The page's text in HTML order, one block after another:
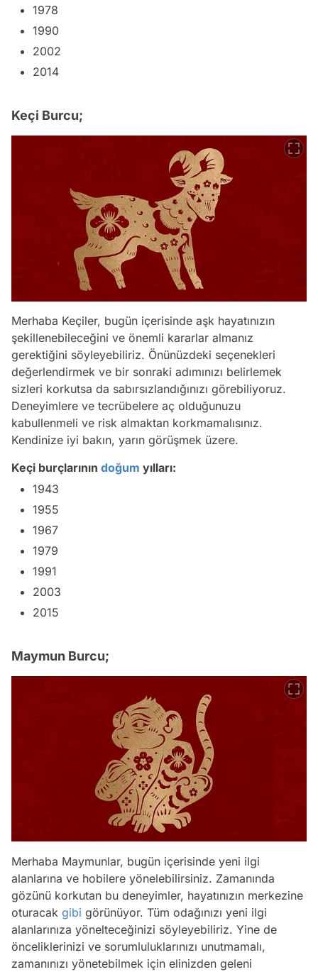
1978
1990
2002
2014
Keçi Burcu;
Merhaba Keçiler, bugün içerisinde aşk hayatınızın
şekillenebileceğini ve önemli kararlar almanız
gerektiğini söyleyebiliriz. Önünüzdeki seçenekleri
değerlendirmek ve bir sonraki adımınızı belirlemek
sizleri korkutsa da sabırsızlandığınızı görebiliyoruz.
Deneyimlere ve tecrübelere aç olduğunuzu
kabullenmeli ve risk almaktan korkmamalısınız.
Kendinize iyi bakın, yarın görüşmek üzere.
Keçi burçlarının doğum yılları:
1943
1955
1967
1979
1991
2003
2015
Maymun Burcu;
Merhaba Maymunlar, bugün içerisinde yeni ilgi
alanlarına ve hobilere yönelebilirsiniz. Zamanında
gözünü korkutan bu deneyimler, hayatınızın merkezine
oturacak gibi görünüyor. Tüm odağınızı yeni ilgi
alanlarınıza yönelteceğinizi söyleyebiliriz. Yine de
önceliklerinizi ve sorumluluklarınızı unutmamalı,
zamanınızı yönetebilmek için elinizden geleni